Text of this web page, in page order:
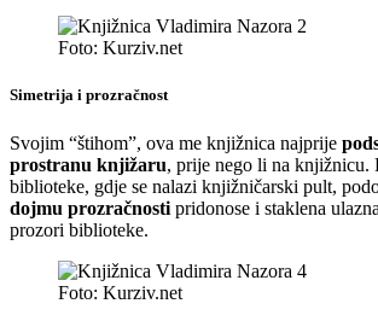
Foto: Kurziv.net
Simetrija i prozračnost
Svojim “štihom”, ova me knjižnica najprije
prostranu knjižaru, prije nego li na knjižnicu.
biblioteke, gdje se nalazi knjižničarski pult,
dojmu prozračnosti pridonose i staklena
prozori biblioteke.
Foto: Kurziv.net